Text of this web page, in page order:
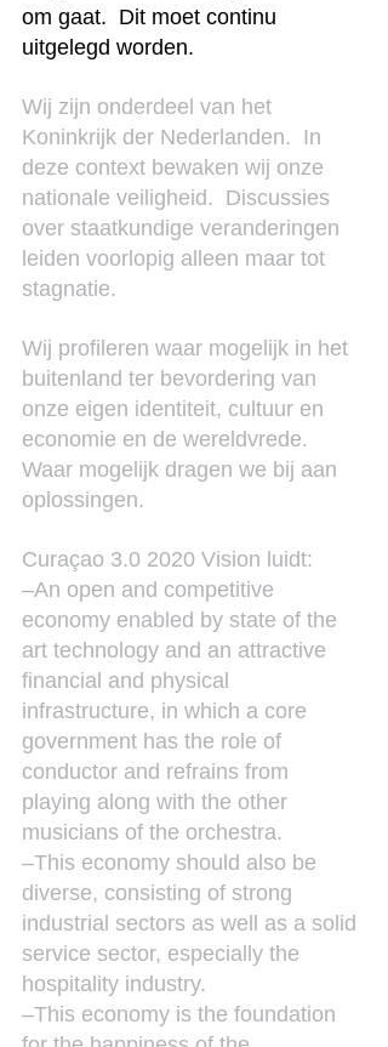
om gaat.  Dit moet continu
uitgelegd worden.
Wij zijn onderdeel van het
Koninkrijk der Nederlanden.  In
deze context bewaken wij onze
nationale veiligheid.  Discussies
over staatkundige veranderingen
leiden voorlopig alleen maar tot
stagnatie.
Wij profileren waar mogelijk in het
buitenland ter bevordering van
onze eigen identiteit, cultuur en
economie en de wereldvrede.
Waar mogelijk dragen we bij aan
oplossingen.
Curaçao 3.0 2020 Vision luidt:
–An open and competitive
economy enabled by state of the
art technology and an attractive
financial and physical
infrastructure, in which a core
government has the role of
conductor and refrains from
playing along with the other
musicians of the orchestra.
–This economy should also be
diverse, consisting of strong
industrial sectors as well as a solid
service sector, especially the
hospitality industry.
–This economy is the foundation